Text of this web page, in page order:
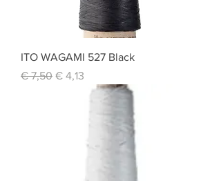
ITO WAGAMI 527 Black
Standardpreis
€ 7,50 Sale-Preis
€ 4,13